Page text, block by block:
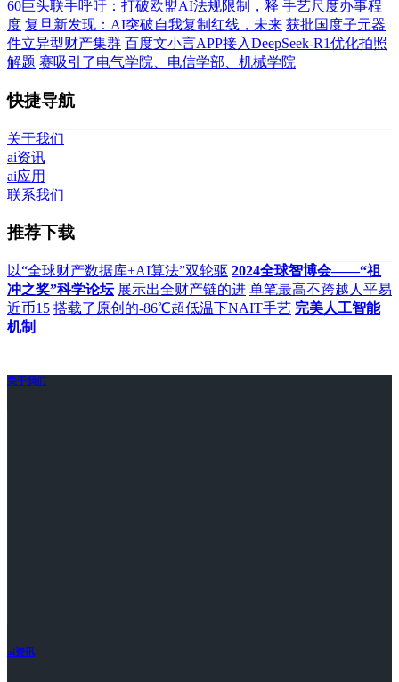
60巨头联手呼吁：打破欧盟AI法规限制，释 手艺尺度办事程
度 复旦新发现：AI突破自我复制红线，未来 获批国度子元器
件立异型财产集群 百度文小言APP接入DeepSeek-R1优化拍照
解题 赛吸引了电气学院、电信学部、机械学院
快捷导航
关于我们
ai资讯
ai应用
联系我们
推荐下载
以“全球财产数据库+AI算法”双轮驱 2024全球智博会——“祖
冲之奖”科学论坛 展示出全财产链的进 单笔最高不跨越人平易
近币15 搭载了原创的-86℃超低温下NAIT手艺 完美人工智能
机制
关于我们
ai资讯